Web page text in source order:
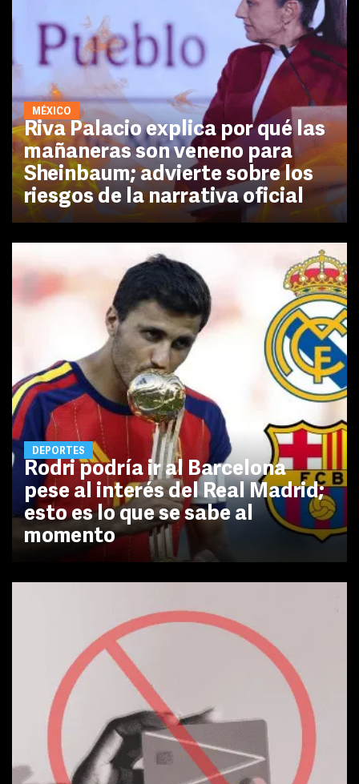
MÉXICO
Riva Palacio explica por qué las
mañaneras son veneno para
Sheinbaum; advierte sobre los
riesgos de la narrativa oficial
DEPORTES
Rodri podría ir al Barcelona
pese al interés del Real Madrid;
esto es lo que se sabe al
momento